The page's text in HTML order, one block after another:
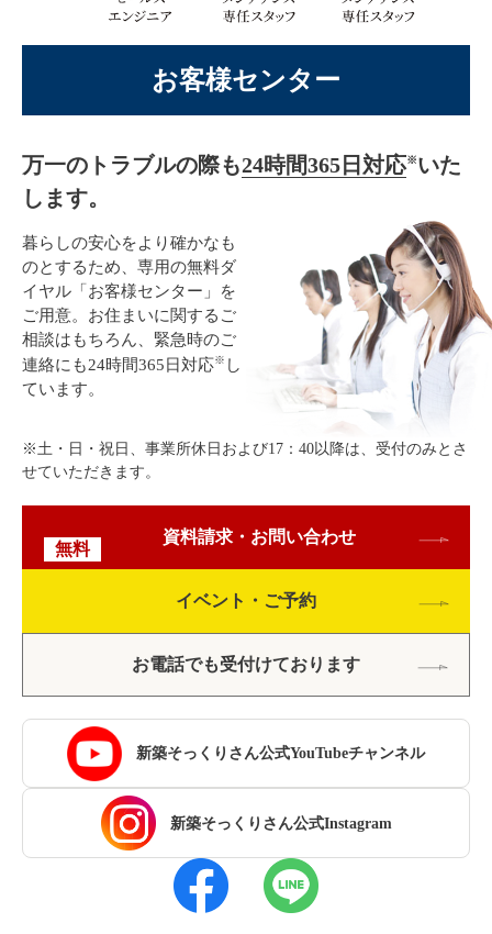
お客様センター
万一のトラブルの際も24時間365日対応※いた
します。
暮らしの安心をより確かなも
のとするため、専用の無料ダ
イヤル「お客様センター」を
ご用意。お住まいに関するご
相談はもちろん、緊急時のご
連絡にも24時間365日対応※ し
ています。
※土・日・祝日、事業所休日および17：40以降は、受付のみとさ
せていただきます。
無料
資料請求・お問い合わせ
イベント・ご予約
お電話でも受付けております
新築そっくりさん公式YouTubeチャンネル
新築そっくりさん公式Instagram